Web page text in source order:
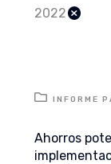
INFORME
Ahorros
2022 ×